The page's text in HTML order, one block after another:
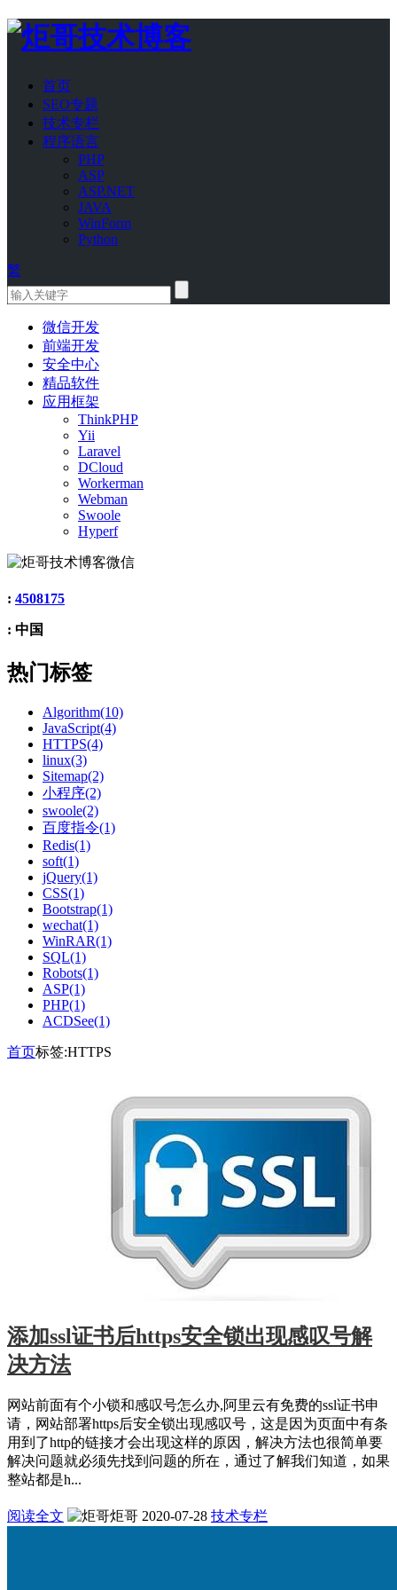
首页
SEO专题
技术专栏
程序语言
PHP
ASP
ASP.NET
JAVA
WinForm
Python
繁
微信开发
前端开发
安全中心
精品软件
应用框架
ThinkPHP
Yii
Laravel
DCloud
Workerman
Webman
Swoole
Hyperf
: 4508175
: 中国
热门标签
Algorithm(10)
JavaScript(4)
HTTPS(4)
linux(3)
Sitemap(2)
小程序(2)
swoole(2)
百度指令(1)
Redis(1)
soft(1)
jQuery(1)
CSS(1)
Bootstrap(1)
wechat(1)
WinRAR(1)
SQL(1)
Robots(1)
ASP(1)
PHP(1)
ACDSee(1)
首页标签:HTTPS
添加ssl证书后https安全锁出现感叹号解
决方法
网站前面有个小锁和感叹号怎么办,阿里云有免费的ssl证书申
请，网站部署https后安全锁出现感叹号，这是因为页面中有条
用到了http的链接才会出现这样的原因，解决方法也很简单要
解决问题就必须先找到问题的所在，通过了解我们知道，如果
整站都是h...
阅读全文 炬哥 2020-07-28 技术专栏